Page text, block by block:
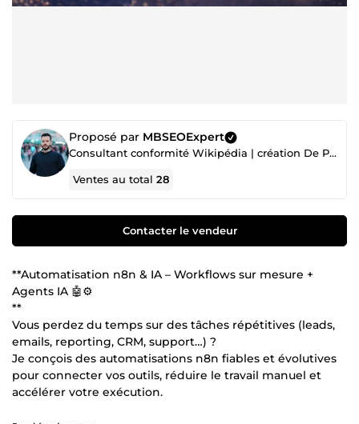
Proposé par MBSEOExpert
Consultant conformité Wikipédia | création De Page Wikipedia | Consultant SEO & Expert en Backlinks
Ventes au total28
Contacter le vendeur
**Automatisation n8n & IA – Workflows sur mesure +
Agents IA 🤖⚙️
**
Vous perdez du temps sur des tâches répétitives (leads,
emails, reporting, CRM, support…) ?
Je conçois des automatisations n8n fiables et évolutives
pour connecter vos outils, réduire le travail manuel et
accélérer votre exécution.